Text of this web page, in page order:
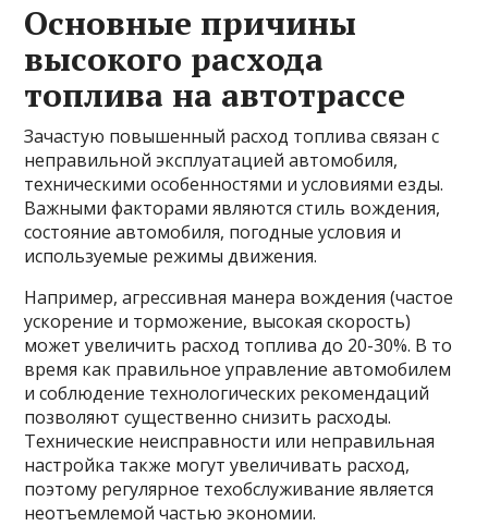
Основные причины
высокого расхода
топлива на автотрассе
Зачастую повышенный расход топлива связан с
неправильной эксплуатацией автомобиля,
техническими особенностями и условиями езды.
Важными факторами являются стиль вождения,
состояние автомобиля, погодные условия и
используемые режимы движения.
Например, агрессивная манера вождения (частое
ускорение и торможение, высокая скорость)
может увеличить расход топлива до 20-30%. В то
время как правильное управление автомобилем
и соблюдение технологических рекомендаций
позволяют существенно снизить расходы.
Технические неисправности или неправильная
настройка также могут увеличивать расход,
поэтому регулярное техобслуживание является
неотъемлемой частью экономии.